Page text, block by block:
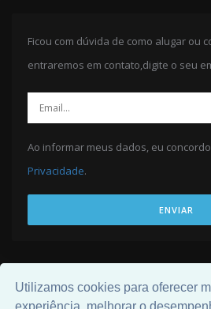
Utilizamos cookies para oferecer
experiência, melhorar o
Ficou com dúvida de como alugar ou
entraremos em contato,digite o seu
Ao informar meus dados, eu
Privacidade.
ENVIAR